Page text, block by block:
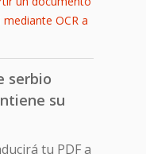
mediante OCR a
serbio
su
tu PDF a